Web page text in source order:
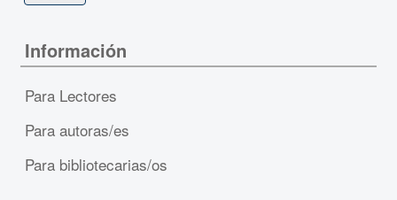
Información
Para Lectores
Para autoras/es
Para bibliotecarias/os